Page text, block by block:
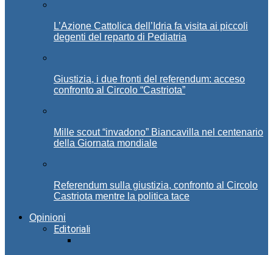
L’Azione Cattolica dell’Idria fa visita ai piccoli
degenti del reparto di Pediatria
Giustizia, i due fronti del referendum: acceso
confronto al Circolo “Castriota”
Mille scout “invadono” Biancavilla nel centenario
della Giornata mondiale
Referendum sulla giustizia, confronto al Circolo
Castriota mentre la politica tace
Opinioni
Editoriali